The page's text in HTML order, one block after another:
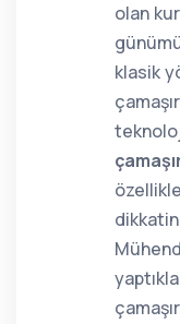
olan
klasik